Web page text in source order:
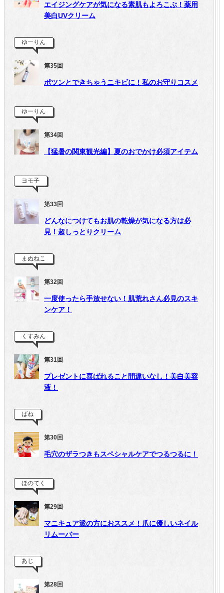
エイジングケアが気になる素肌もよろこぶ！薬用
美白UVクリーム
ゆーりん
第35回
ポツンとできちゃうニキビに！私のお守りコスメ
ゆーりん
第34回
【猛暑の関東観光編】夏のおでかけ必須アイテム
ヨモ子
第33回
どんなにつけてもお肌の乾燥が気になる方は必
見！超しっとりクリーム
まぬねこ
第32回
一度使ったら手放せない！肌荒れさん必見のスキ
ンケア！
くすみん
第31回
プレゼントに喜ばれること間違いなし！美白美容
液！
ばね
第30回
毛穴のザラつきもスペシャルケアでつるつるに！
ほのてく
第29回
マニキュア派の方におススメ！爪に優しいネイル
リムーバー
あじ
第28回